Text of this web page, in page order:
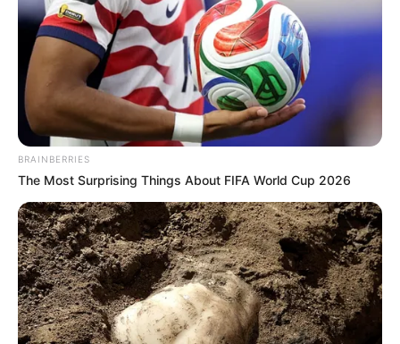
BRAINBERRIES
The Most Surprising Things About FIFA World Cup 2026